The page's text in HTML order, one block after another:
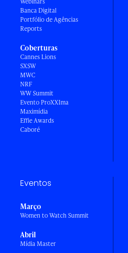
Banca Digital
Portfólio de Agências
Reports
Coberturas
Cannes Lions
SXSW
MWC
NRF
WW Summit
Evento ProXXIma
Maximídia
Effie Awards
Caboré
Eventos
Março
Women to Watch Summit
Abril
Mídia Master